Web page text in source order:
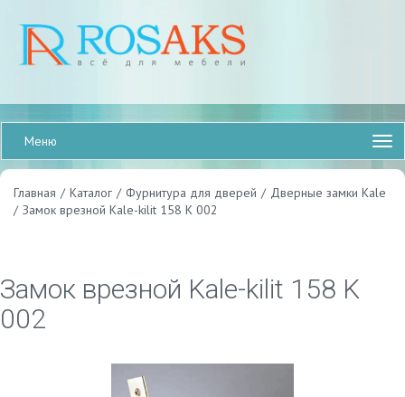
Меню
Главная / Каталог / Фурнитура для дверей / Дверные замки Kale
/ Замок врезной Kale-kilit 158 K 002
Замок врезной Kale-kilit 158 K
002